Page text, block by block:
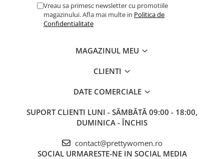
Vreau sa primesc newsletter cu promotiile
magazinului. Afla mai multe in Politica de
Confidentialitate
MAGAZINUL MEU
CLIENTI
DATE COMERCIALE
SUPORT CLIENTI LUNI - SÂMBĂTĂ 09:00 - 18:00,
DUMINICA - ÎNCHIS
contact@prettywomen.ro
SOCIAL URMARESTE-NE IN SOCIAL MEDIA